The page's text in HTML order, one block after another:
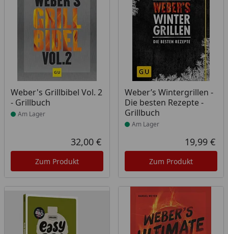
Weber's Grillbibel Vol. 2
- Grillbuch
Produkt am Lager
Am Lager
Aktueller Preis
32,00 €
Zum Produkt
Weber’s Wintergrillen -
Die besten Rezepte -
Grillbuch
Produkt am Lager
Am Lager
19,99 €
Zum Produkt